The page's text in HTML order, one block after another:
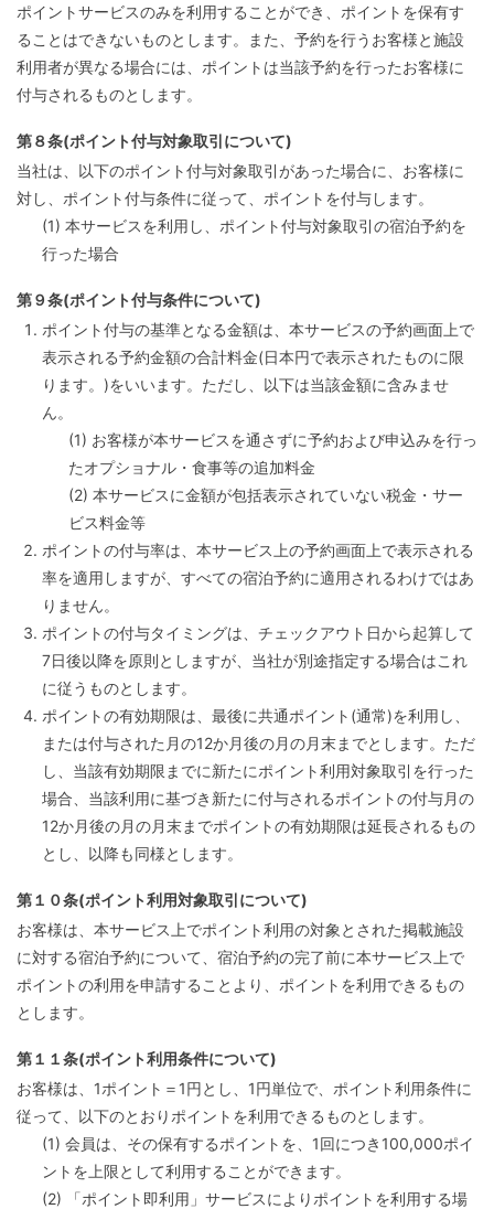
ポイントサービスのみを利用することができ、ポイントを保有す
ることはできないものとします。また、予約を行うお客様と施設
利用者が異なる場合には、ポイントは当該予約を行ったお客様に
付与されるものとします。
第８条(ポイント付与対象取引について)
当社は、以下のポイント付与対象取引があった場合に、お客様に
対し、ポイント付与条件に従って、ポイントを付与します。
(1) 本サービスを利用し、ポイント付与対象取引の宿泊予約を
行った場合
第９条(ポイント付与条件について)
ポイント付与の基準となる金額は、本サービスの予約画面上で
表示される予約金額の合計料金(日本円で表示されたものに限
ります。)をいいます。ただし、以下は当該金額に含みませ
ん。
(1) お客様が本サービスを通さずに予約および申込みを行っ
たオプショナル・食事等の追加料金
(2) 本サービスに金額が包括表示されていない税金・サー
ビス料金等
ポイントの付与率は、本サービス上の予約画面上で表示される
率を適用しますが、すべての宿泊予約に適用されるわけではあ
りません。
ポイントの付与タイミングは、チェックアウト日から起算して
7日後以降を原則としますが、当社が別途指定する場合はこれ
に従うものとします。
ポイントの有効期限は、最後に共通ポイント(通常)を利用し、
または付与された月の12か月後の月の月末までとします。ただ
し、当該有効期限までに新たにポイント利用対象取引を行った
場合、当該利用に基づき新たに付与されるポイントの付与月の
12か月後の月の月末までポイントの有効期限は延長されるもの
とし、以降も同様とします。
第１０条(ポイント利用対象取引について)
お客様は、本サービス上でポイント利用の対象とされた掲載施設
に対する宿泊予約について、宿泊予約の完了前に本サービス上で
ポイントの利用を申請することより、ポイントを利用できるもの
とします。
第１１条(ポイント利用条件について)
お客様は、1ポイント＝1円とし、1円単位で、ポイント利用条件に
従って、以下のとおりポイントを利用できるものとします。
(1) 会員は、その保有するポイントを、1回につき100,000ポイ
ントを上限として利用することができます。
(2) 「ポイント即利用」サービスによりポイントを利用する場